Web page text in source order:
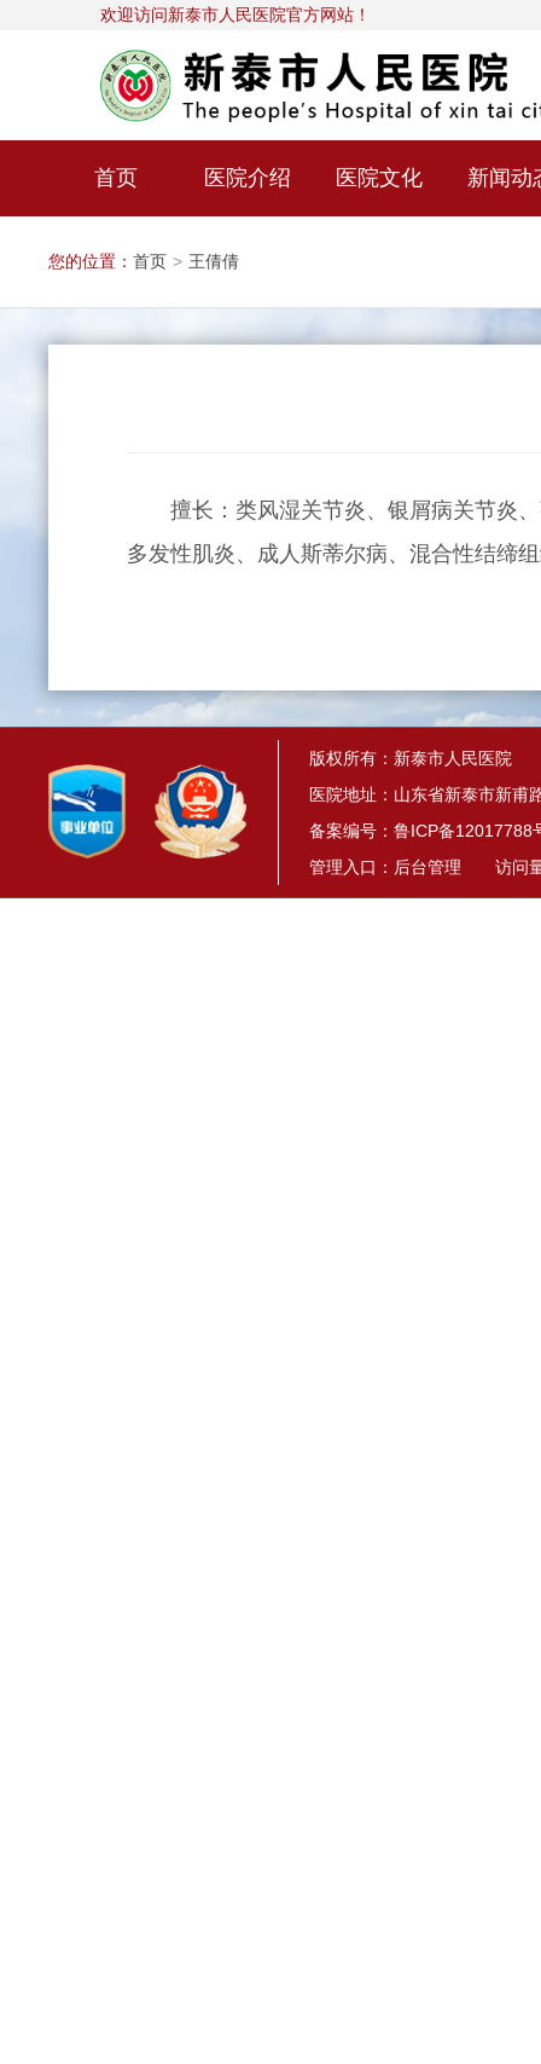
欢迎访问新泰市人民医院官方网站！
首页 医院介绍 医院文化 新闻动
您的位置： 首页 > 王倩倩
擅长：类风湿关节炎、银屑病关节炎、
多发性肌炎、成人斯蒂尔病、混合性结缔
版权所有：新泰市人民医院
医院地址：山东省新泰市新甫
备案编号： 鲁ICP备12017788
管理入口： 后台管理 访问量